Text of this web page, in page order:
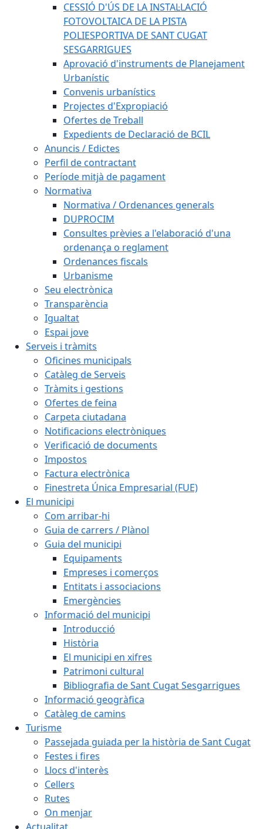
CESSIÓ D'ÚS DE LA INSTAL·LACIÓ
FOTOVOLTAICA DE LA PISTA
POLIESPORTIVA DE SANT CUGAT
SESGARRIGUES
Aprovació d'instruments de Planejament
Urbanístic
Convenis urbanístics
Projectes d'Expropiació
Ofertes de Treball
Expedients de Declaració de BCIL
Anuncis / Edictes
Perfil de contractant
Període mitjà de pagament
Normativa
Normativa / Ordenances generals
DUPROCIM
Consultes prèvies a l'elaboració d'una
ordenança o reglament
Ordenances fiscals
Urbanisme
Seu electrònica
Transparència
Igualtat
Espai jove
Serveis i tràmits
Oficines municipals
Catàleg de Serveis
Tràmits i gestions
Ofertes de feina
Carpeta ciutadana
Notificacions electròniques
Verificació de documents
Impostos
Factura electrònica
Finestreta Única Empresarial (FUE)
El municipi
Com arribar-hi
Guia de carrers / Plànol
Guia del municipi
Equipaments
Empreses i comerços
Entitats i associacions
Emergències
Informació del municipi
Introducció
Història
El municipi en xifres
Patrimoni cultural
Bibliografia de Sant Cugat Sesgarrigues
Informació geogràfica
Catàleg de camins
Turisme
Passejada guiada per la història de Sant Cugat
Festes i fires
Llocs d'interès
Cellers
Rutes
On menjar